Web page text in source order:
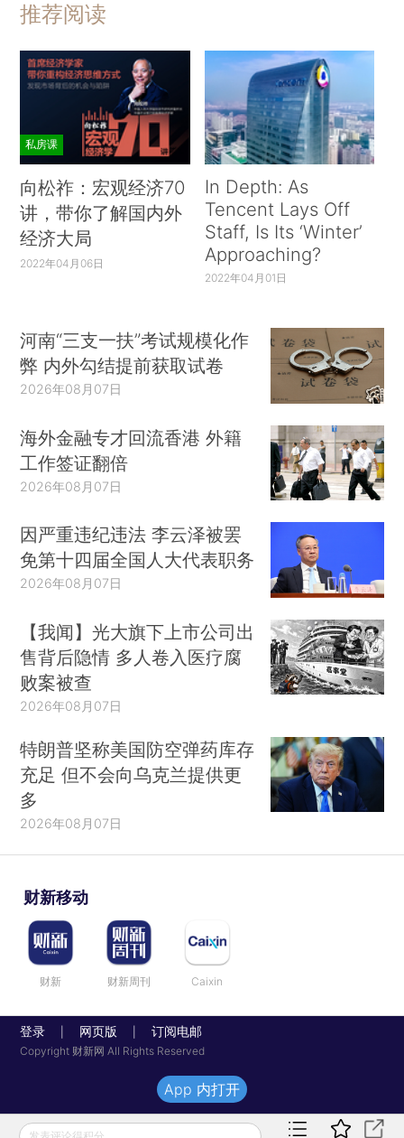
推荐阅读
私房课
向松祚：宏观经济70
讲，带你了解国内外
经济大局
2022年04月06日
In Depth: As
Tencent Lays Off
Staff, Is Its ‘Winter’
Approaching?
2022年04月01日
河南“三支一扶”考试规模化作
弊 内外勾结提前获取试卷
2026年08月07日
海外金融专才回流香港 外籍
工作签证翻倍
2026年08月07日
因严重违纪违法 李云泽被罢
免第十四届全国人大代表职务
2026年08月07日
【我闻】光大旗下上市公司出
售背后隐情 多人卷入医疗腐
败案被查
2026年08月07日
特朗普坚称美国防空弹药库存
充足 但不会向乌克兰提供更
多
2026年08月07日
财新移动
财新 财新周刊 Caixin
登录 网页版 订阅电邮
Copyright 财新网 All Rights Reserved
发表评论得积分
App 内打开